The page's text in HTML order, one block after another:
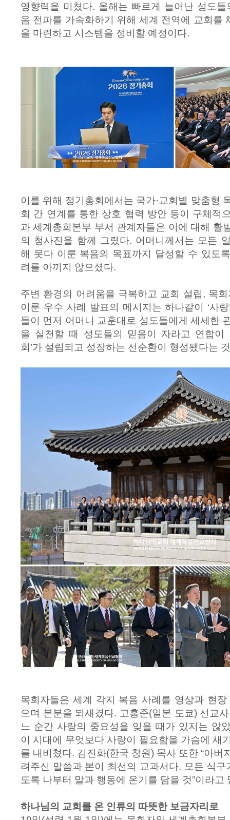
영향력을 미쳤다. 올해는 빠르게 늘어난 성도
음 전파를 가속화하기 위해 세계 전역에 교회를
을 마련하고 시스템을 정비할 예정이다.
이를 위해 정기총회에서는 국가·교회별 맞춤형
회 간 연계를 통한 상호 협력 방안 등이 구체적
과 세계총회본부 부서 관계자들은 이에 대해 활
의 청사진을 함께 그렸다. 어머니께서는 모든
해 못다 이룬 복음의 목표까지 달성할 수 있도
려를 아끼지 않으셨다.
주변 환경의 어려움을 극복하고 교회 설립, 목
이룬 우수 사례 발표의 메시지는 하나같이 ‘사
들이 먼저 어머니 교훈대로 성도들에게 세세한
을 실천할 때 성도들의 믿음이 자라고 연합이
회’가 설립되고 성장하는 선순환이 형성됐다는
목회자들은 세계 각지 복음 사례를 영상과 현
으며 본분을 되새겼다. 고홍준(일본 도쿄) 선교
느 순간 사랑의 중요성을 잊을 때가 있지는 않
이 시대에 무엇보다 사랑이 필요함을 가슴에 새
를 내비쳤다. 김진화(한국 창원) 목사 또한 “아버
려주신 말씀과 본이 최선의 교과서다. 모든 식
도록 나부터 말과 행동에 온기를 담을 것”이라고
하나님의 교회를 온 인류의 따뜻한 보금자리로